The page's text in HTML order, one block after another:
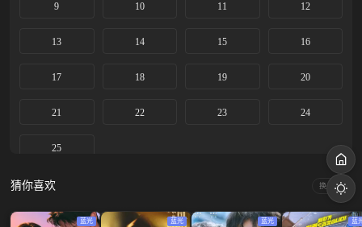
9 10 11 12
13 14 15 16
17 18 19 20
21 22 23 24
25
猜你喜欢 换一换
蓝光 蓝光 蓝光 蓝